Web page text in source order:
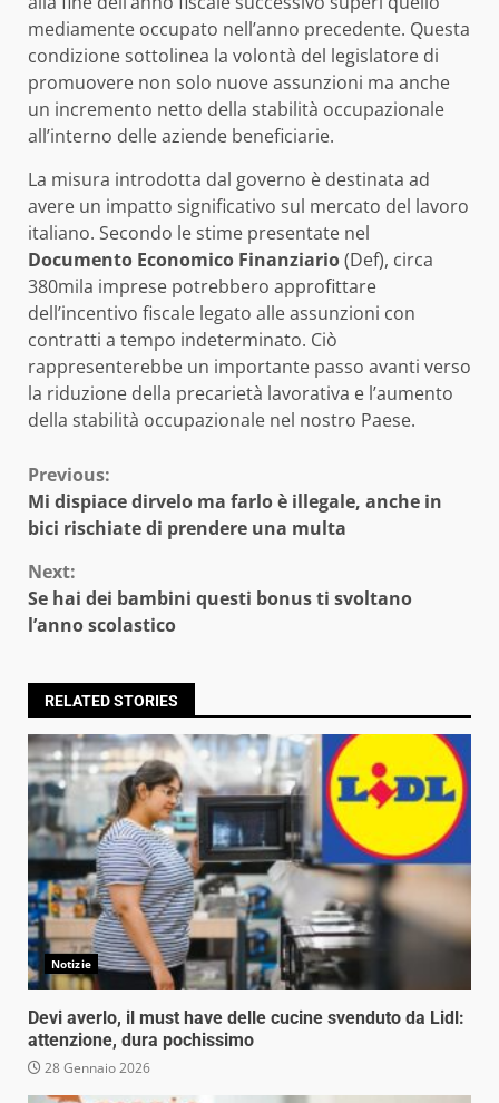
mediamente occupato nell’anno precedente. Questa
condizione sottolinea la volontà del legislatore di
promuovere non solo nuove assunzioni ma anche
un incremento netto della stabilità occupazionale
all’interno delle aziende beneficiarie.
La misura introdotta dal governo è destinata ad
avere un impatto significativo sul mercato del lavoro
italiano. Secondo le stime presentate nel
Documento Economico Finanziario(Def), circa
380mila imprese potrebbero approfittare
dell’incentivo fiscale legato alle assunzioni con
contratti a tempo indeterminato. Ciò
rappresenterebbe un importante passo avanti verso
la riduzione della precarietà lavorativa e l’aumento
della stabilità occupazionale nel nostro Paese.
Continue
Reading
Previous:
Mi dispiace dirvelo ma farlo è illegale, anche in
bici rischiate di prendere una multa
Next:
Se hai dei bambini questi bonus ti svoltano
l’anno scolastico
RELATED STORIES
Notizie
Devi averlo, il must have delle cucine svenduto da Lidl:
attenzione, dura pochissimo
28 Gennaio 2026